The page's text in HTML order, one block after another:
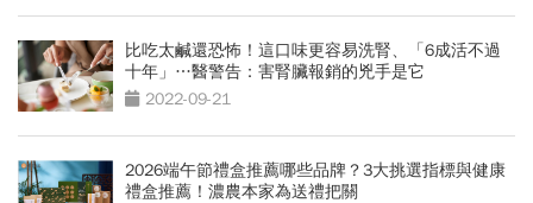
比吃太鹹還恐怖！這口味更容易洗腎、「6成活不過
十年」…醫警告：害腎臟報銷的兇手是它
2022-09-21
2026端午節禮盒推薦哪些品牌？3大挑選指標與健康
禮盒推薦！濃農本家為送禮把關